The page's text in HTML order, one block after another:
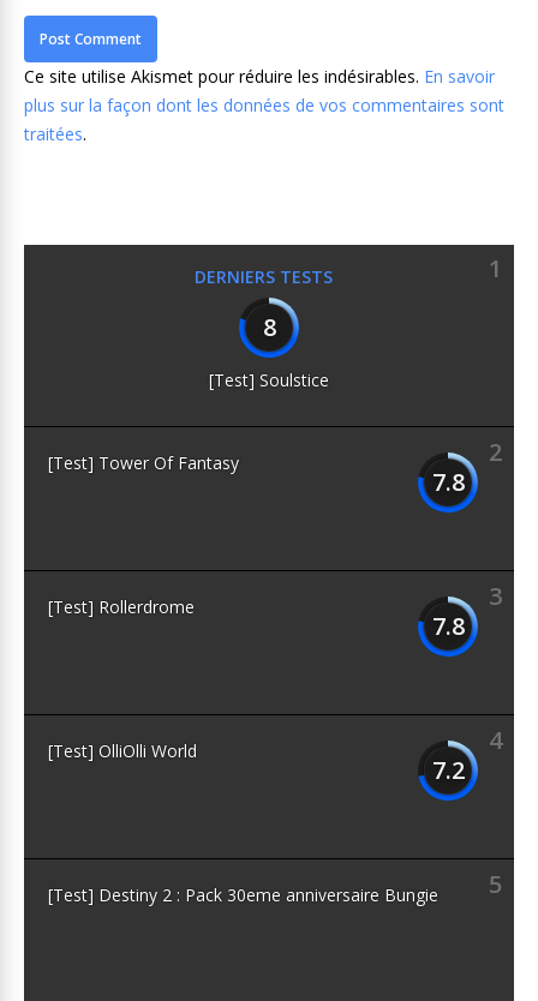
Ce site utilise Akismet pour réduire les indésirables. En savoir
plus sur la façon dont les données de vos commentaires sont
traitées.
DERNIERS TESTS
1
8
[Test] Soulstice
2
7.8
[Test] Tower Of Fantasy
3
7.8
[Test] Rollerdrome
4
7.2
[Test] OlliOlli World
5
[Test] Destiny 2 : Pack 30eme anniversaire Bungie